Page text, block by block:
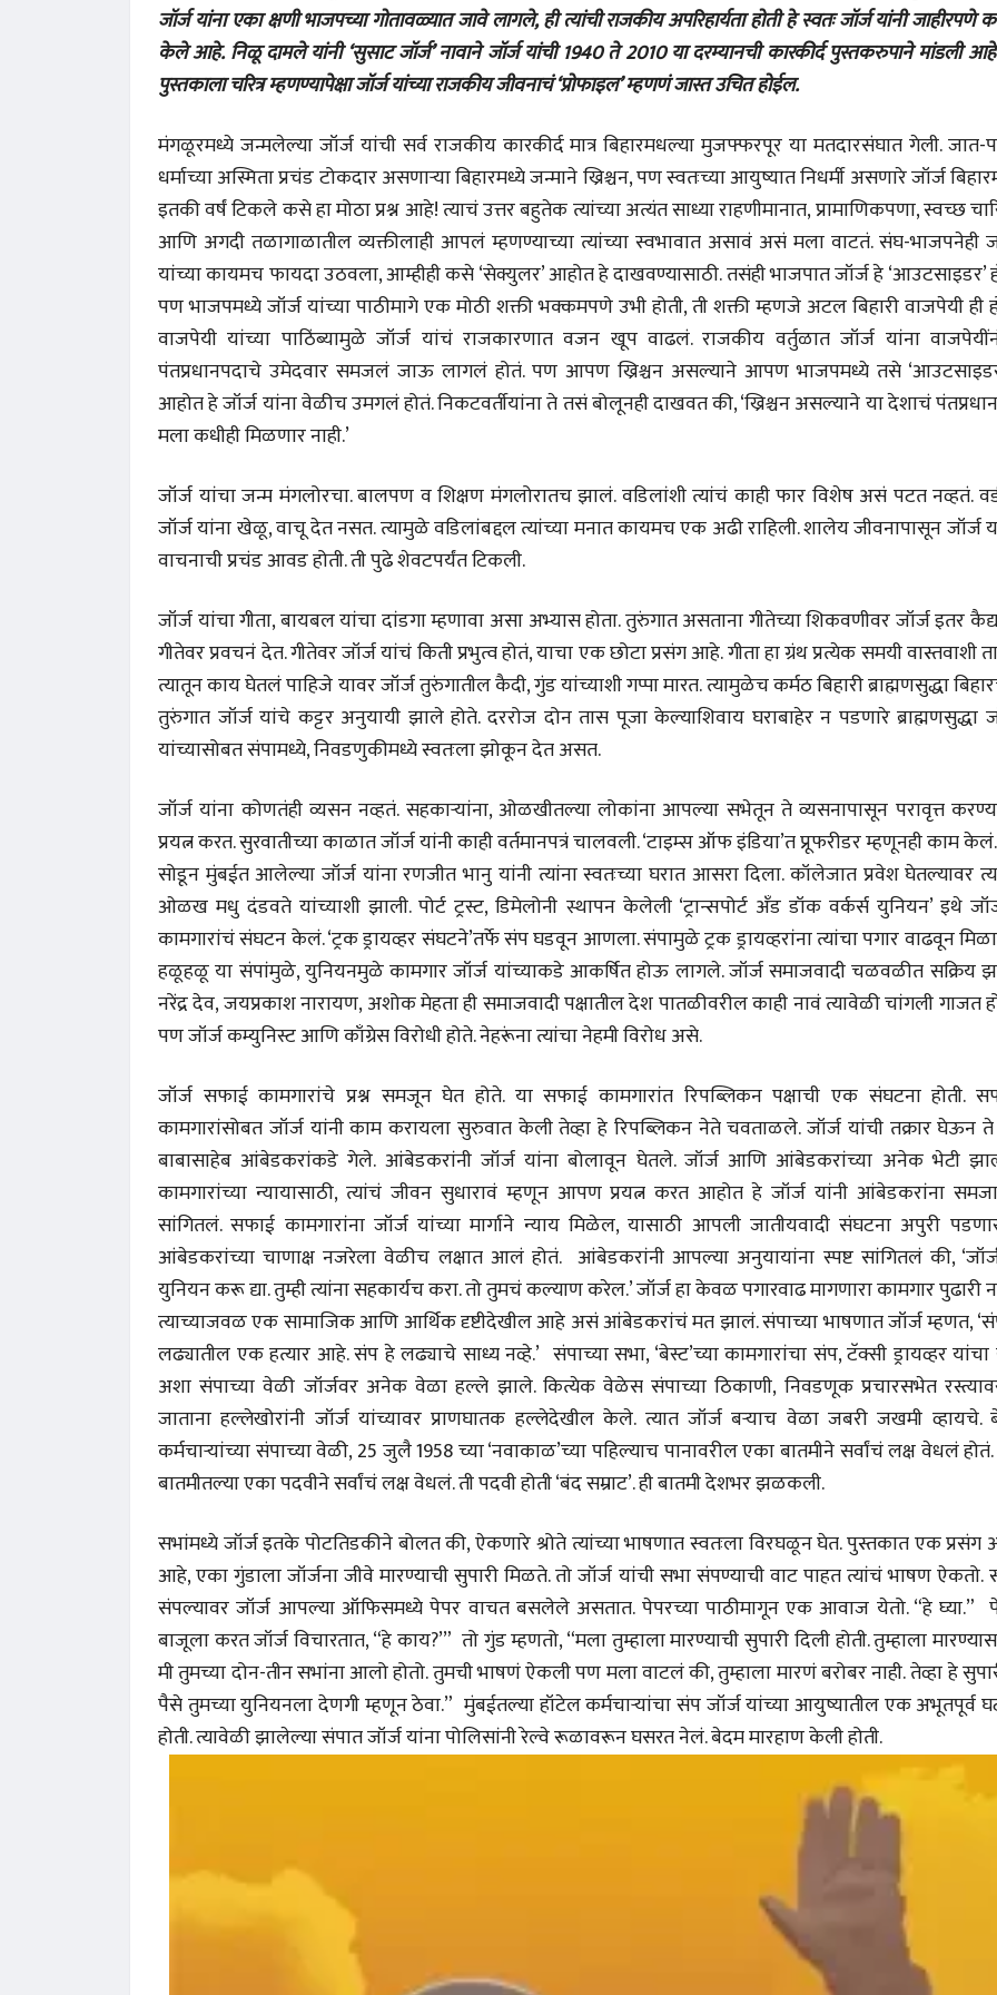
जॉर्ज यांना एका क्षणी भाजपच्या गोतावळ्यात जावे लागले, ही त्यांची राजकीय अपरिहार्यता होती हे स्वतः जॉर्ज यांनी जाहीरपणे
केले आहे. निळू दामले यांनी ‘सुसाट जॉर्ज’ नावाने जॉर्ज यांची 1940 ते 2010 या दरम्यानची कारकीर्द पुस्तकरुपाने मांडली
पुस्तकाला चरित्र म्हणण्यापेक्षा जॉर्ज यांच्या राजकीय जीवनाचं ‘प्रोफाइल’ म्हणणं जास्त उचित होईल.
मंगळूरमध्ये जन्मलेल्या जॉर्ज यांची सर्व राजकीय कारकीर्द मात्र बिहारमधल्या मुजफ्फरपूर या मतदारसंघात गेली. जात-
धर्माच्या अस्मिता प्रचंड टोकदार असणाऱ्या बिहारमध्ये जन्माने ख्रिश्चन, पण स्वतःच्या आयुष्यात निधर्मी असणारे जॉर्ज
इतकी वर्षं टिकले कसे हा मोठा प्रश्न आहे! त्याचं उत्तर बहुतेक त्यांच्या अत्यंत साध्या राहणीमानात, प्रामाणिकपणा, स्वच्छ
आणि अगदी तळागाळातील व्यक्तीलाही आपलं म्हणण्याच्या त्यांच्या स्वभावात असावं असं मला वाटतं. संघ-भाजपनेही
यांच्या कायमच फायदा उठवला, आम्हीही कसे ‘सेक्युलर’ आहोत हे दाखवण्यासाठी. तसंही भाजपात जॉर्ज हे ‘आउटसाइडर’
पण भाजपमध्ये जॉर्ज यांच्या पाठीमागे एक मोठी शक्ती भक्कमपणे उभी होती, ती शक्ती म्हणजे अटल बिहारी वाजपेयी ही
वाजपेयी यांच्या पाठिंब्यामुळे जॉर्ज यांचं राजकारणात वजन खूप वाढलं. राजकीय वर्तुळात जॉर्ज यांना
पंतप्रधानपदाचे उमेदवार समजलं जाऊ लागलं होतं. पण आपण ख्रिश्चन असल्याने आपण भाजपमध्ये तसे
आहोत हे जॉर्ज यांना वेळीच उमगलं होतं. निकटवर्तीयांना ते तसं बोलूनही दाखवत की, ‘ख्रिश्चन असल्याने या देशाचं
मला कधीही मिळणार नाही.’
जॉर्ज यांचा जन्म मंगलोरचा. बालपण व शिक्षण मंगलोरातच झालं. वडिलांशी त्यांचं काही फार विशेष असं पटत नव्हतं.
जॉर्ज यांना खेळू, वाचू देत नसत. त्यामुळे वडिलांबद्दल त्यांच्या मनात कायमच एक अढी राहिली. शालेय जीवनापासून जॉर्ज
वाचनाची प्रचंड आवड होती. ती पुढे शेवटपर्यंत टिकली.
जॉर्ज यांचा गीता, बायबल यांचा दांडगा म्हणावा असा अभ्यास होता. तुरुंगात असताना गीतेच्या शिकवणीवर जॉर्ज इतर
गीतेवर प्रवचनं देत. गीतेवर जॉर्ज यांचं किती प्रभुत्व होतं, याचा एक छोटा प्रसंग आहे. गीता हा ग्रंथ प्रत्येक समयी वास्तवाशी
त्यातून काय घेतलं पाहिजे यावर जॉर्ज तुरुंगातील कैदी, गुंड यांच्याशी गप्पा मारत. त्यामुळेच कर्मठ बिहारी ब्राह्मणसुद्धा
तुरुंगात जॉर्ज यांचे कट्टर अनुयायी झाले होते. दररोज दोन तास पूजा केल्याशिवाय घराबाहेर न पडणारे ब्राह्मणसुद्धा
यांच्यासोबत संपामध्ये, निवडणुकीमध्ये स्वतःला झोकून देत असत.
जॉर्ज यांना कोणतंही व्यसन नव्हतं. सहकाऱ्यांना, ओळखीतल्या लोकांना आपल्या सभेतून ते व्यसनापासून परावृत्त
प्रयत्न करत. सुरवातीच्या काळात जॉर्ज यांनी काही वर्तमानपत्रं चालवली. ‘टाइम्स ऑफ इंडिया’त प्रूफरीडर म्हणूनही काम
सोडून मुंबईत आलेल्या जॉर्ज यांना रणजीत भानु यांनी त्यांना स्वतःच्या घरात आसरा दिला. कॉलेजात प्रवेश घेतल्यावर
ओळख मधु दंडवते यांच्याशी झाली. पोर्ट ट्रस्ट, डिमेलोनी स्थापन केलेली ‘ट्रान्सपोर्ट अँड डॉक वर्कर्स युनियन’ इथे
कामगारांचं संघटन केलं. ‘ट्रक ड्रायव्हर संघटने’तर्फे संप घडवून आणला. संपामुळे ट्रक ड्रायव्हरांना त्यांचा पगार वाढवून
हळूहळू या संपांमुळे, युनियनमुळे कामगार जॉर्ज यांच्याकडे आकर्षित होऊ लागले. जॉर्ज समाजवादी चळवळीत सक्रिय
नरेंद्र देव, जयप्रकाश नारायण, अशोक मेहता ही समाजवादी पक्षातील देश पातळीवरील काही नावं त्यावेळी चांगली गाजत
पण जॉर्ज कम्युनिस्ट आणि काँग्रेस विरोधी होते. नेहरूंना त्यांचा नेहमी विरोध असे.
जॉर्ज सफाई कामगारांचे प्रश्न समजून घेत होते. या सफाई कामगारांत रिपब्लिकन पक्षाची एक संघटना होती.
कामगारांसोबत जॉर्ज यांनी काम करायला सुरुवात केली तेव्हा हे रिपब्लिकन नेते चवताळले. जॉर्ज यांची तक्रार घेऊन ते
बाबासाहेब आंबेडकरांकडे गेले. आंबेडकरांनी जॉर्ज यांना बोलावून घेतले. जॉर्ज आणि आंबेडकरांच्या अनेक भेटी
कामगारांच्या न्यायासाठी, त्यांचं जीवन सुधारावं म्हणून आपण प्रयत्न करत आहोत हे जॉर्ज यांनी आंबेडकरांना
सांगितलं. सफाई कामगारांना जॉर्ज यांच्या मार्गाने न्याय मिळेल, यासाठी आपली जातीयवादी संघटना अपुरी
आंबेडकरांच्या चाणाक्ष नजरेला वेळीच लक्षात आलं होतं. आंबेडकरांनी आपल्या अनुयायांना स्पष्ट सांगितलं की,
युनियन करू द्या. तुम्ही त्यांना सहकार्यच करा. तो तुमचं कल्याण करेल.’ जॉर्ज हा केवळ पगारवाढ मागणारा कामगार पुढारी
त्याच्याजवळ एक सामाजिक आणि आर्थिक दृष्टीदेखील आहे असं आंबेडकरांचं मत झालं. संपाच्या भाषणात जॉर्ज म्हणत,
लढ्यातील एक हत्यार आहे. संप हे लढ्याचे साध्य नव्हे.’ संपाच्या सभा, ‘बेस्ट’च्या कामगारांचा संप, टॅक्सी ड्रायव्हर
अशा संपाच्या वेळी जॉर्जवर अनेक वेळा हल्ले झाले. कित्येक वेळेस संपाच्या ठिकाणी, निवडणूक प्रचारसभेत
जाताना हल्लेखोरांनी जॉर्ज यांच्यावर प्राणघातक हल्लेदेखील केले. त्यात जॉर्ज बऱ्याच वेळा जबरी जखमी व्हायचे.
कर्मचाऱ्यांच्या संपाच्या वेळी, 25 जुलै 1958 च्या ‘नवाकाळ’च्या पहिल्याच पानावरील एका बातमीने सर्वांचं लक्ष वेधलं होतं.
बातमीतल्या एका पदवीने सर्वांचं लक्ष वेधलं. ती पदवी होती ‘बंद सम्राट’. ही बातमी देशभर झळकली.
सभांमध्ये जॉर्ज इतके पोटतिडकीने बोलत की, ऐकणारे श्रोते त्यांच्या भाषणात स्वतःला विरघळून घेत. पुस्तकात एक प्रसंग
आहे, एका गुंडाला जॉर्जना जीवे मारण्याची सुपारी मिळते. तो जॉर्ज यांची सभा संपण्याची वाट पाहत त्यांचं भाषण ऐकतो.
संपल्यावर जॉर्ज आपल्या ऑफिसमध्ये पेपर वाचत बसलेले असतात. पेपरच्या पाठीमागून एक आवाज येतो. “हे घ्या.”
बाजूला करत जॉर्ज विचारतात, “हे काय?’” तो गुंड म्हणतो, “मला तुम्हाला मारण्याची सुपारी दिली होती. तुम्हाला
मी तुमच्या दोन-तीन सभांना आलो होतो. तुमची भाषणं ऐकली पण मला वाटलं की, तुम्हाला मारणं बरोबर नाही. तेव्हा हे
पैसे तुमच्या युनियनला देणगी म्हणून ठेवा.” मुंबईतल्या हॉटेल कर्मचाऱ्यांचा संप जॉर्ज यांच्या आयुष्यातील एक अभूतपूर्व
होती. त्यावेळी झालेल्या संपात जॉर्ज यांना पोलिसांनी रेल्वे रूळावरून घसरत नेलं. बेदम मारहाण केली होती.
भाषण
'चीन भेटीतील भाषणे' या
पुस्तकाचा प्रकाशनसोहळा
सानिया कर्णिक, सतीश बागल,
30 Jul 2026
एक सक्षम आणि जागतिक
दर्जाची शिक्षणव्यवस्था ही
काळाची गरज आहे
शशी थरूर
31 Jul 2026
ठरलेली आश्वासनं
रामचंद्र गुहा
पंतप्रधानांच्या राजीनाम्यानेही
प्रश्न सुटणार नाही, पण...
स्नेहलता जाधव
23 Jul 2026
EDITORIAL
Will Sonam
व्यक्तिवेध
मूर्त दृश्याला
देणारा चित्रकार
सोमनाथ
17 Jul 2026
भाषण
ज्येष्ठांचा
रुग्णशुश्रूषा :
डॉ. दिलीप शिंदे
15 Jul 2026
व्यक्तिवेध
मूर्त दृश्याला अमूर्ताकार
देणारा चित्रकार
सोमनाथ कोमरपंत
आगामी पुस्तकातील अंश
चीनचा निरोप घेताना...
रवींद्रनाथ टागोर.
16 Jul 2026
भाषण
ज्येष्ठांचा आत्मसन्मान जपणारी
रुग्णशुश्रूषा : हॉस्पिस
डॉ. दिलीप शिंदे आणि मान्यवर
15 Jul 2026
लेख
उगवती नोस्कोव्हा, मावळतीला
झुकलेला जोकोविच आणि
दरम्यान विम्बल्डन
आ. श्री. केतकर
१५५ सदाशिव पेठ, सातारा :
कुटुंबाची कथा
ज्ञानदेव म्हस्के, डॉ. शैला
दाभोलकर, दत्तप्रसाद दाभोळकर,
दत्ता दामोदर नायक
08 Jul 2026
व्यक्तिवेध
मूर्त दृश्याला
आगामी
चीनचा निरोप
रवींद्रनाथ टागोर.
16 Jul 2026
भाषण
ज्येष्ठांचा
रुग्णशुश्रूषा :
डॉ. दिलीप शिंदे
15 Jul 2026
लेख
उगवती
झुकलेला
दरम्यान विम्बल्डन
आ. श्री. केतकर
14 Jul 2026
१५५ सदाशिव पेठ,
कुटुंबाची कथा
ज्ञानदेव म्हस्के,
दाभोलकर,
दत्ता दामोदर नायक
08 Jul 2026
अंक वाचण्यासाठी येथे क्लिक करा..